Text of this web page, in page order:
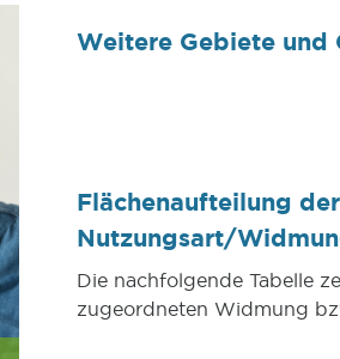
Weitere Gebiete und
Flächenaufteilung
Nutzungsart/
Die nachfolgende Tabelle
zugeordneten Widmung